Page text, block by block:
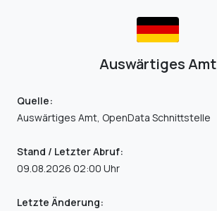
Auswärtiges Amt
Quelle:
Auswärtiges Amt, OpenData Schnittstelle
Stand / Letzter Abruf:
09.08.2026 02:00 Uhr
Letzte Änderung: